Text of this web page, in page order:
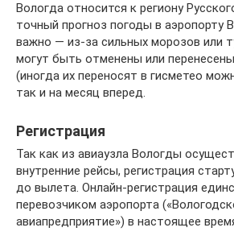
Вологда относится к региону
точный прогноз погоды в аэропорту
важно — из-за сильных морозов или
могут быть отменены или
(иногда их переносят в гисметео
так и на месяц вперед.
Регистрация
Так как из авиаузла Вологды
внутренние рейсы, регистрация
до вылета. Онлайн-регистрация
перевозчиком аэропорта
авиапредприятие») в настоящее